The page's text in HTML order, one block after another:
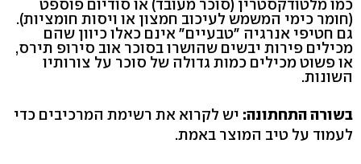
כמו מלטודקסטרין (סוכר מעובד) או סודיום פוספט
(חומר כימי המשמש לעיכוב חמצון או ויסות חומציות).
גם חטיפי אנרגיה "טבעיים" אינם כאלו כיוון שהם
מכילים פירות יבשים שהושרו בסוכר אוב סירופ תירס,
או פשוט מכילים כמות גדולה של סוכר על צורותיו
השונות.
בשורה התחתונה: יש לקרוא את רשימת המרכיבים כדי
לעמוד על טיב המוצר באמת.